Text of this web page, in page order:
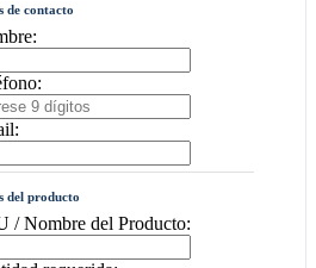
de contacto
del producto
/ Nombre del Producto: